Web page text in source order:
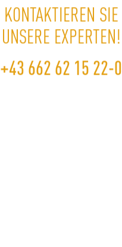
KONTAKTIEREN SIE
UNSERE EXPERTEN!
+43 662 62 15 22-0
+43 662 62 15 22-
0